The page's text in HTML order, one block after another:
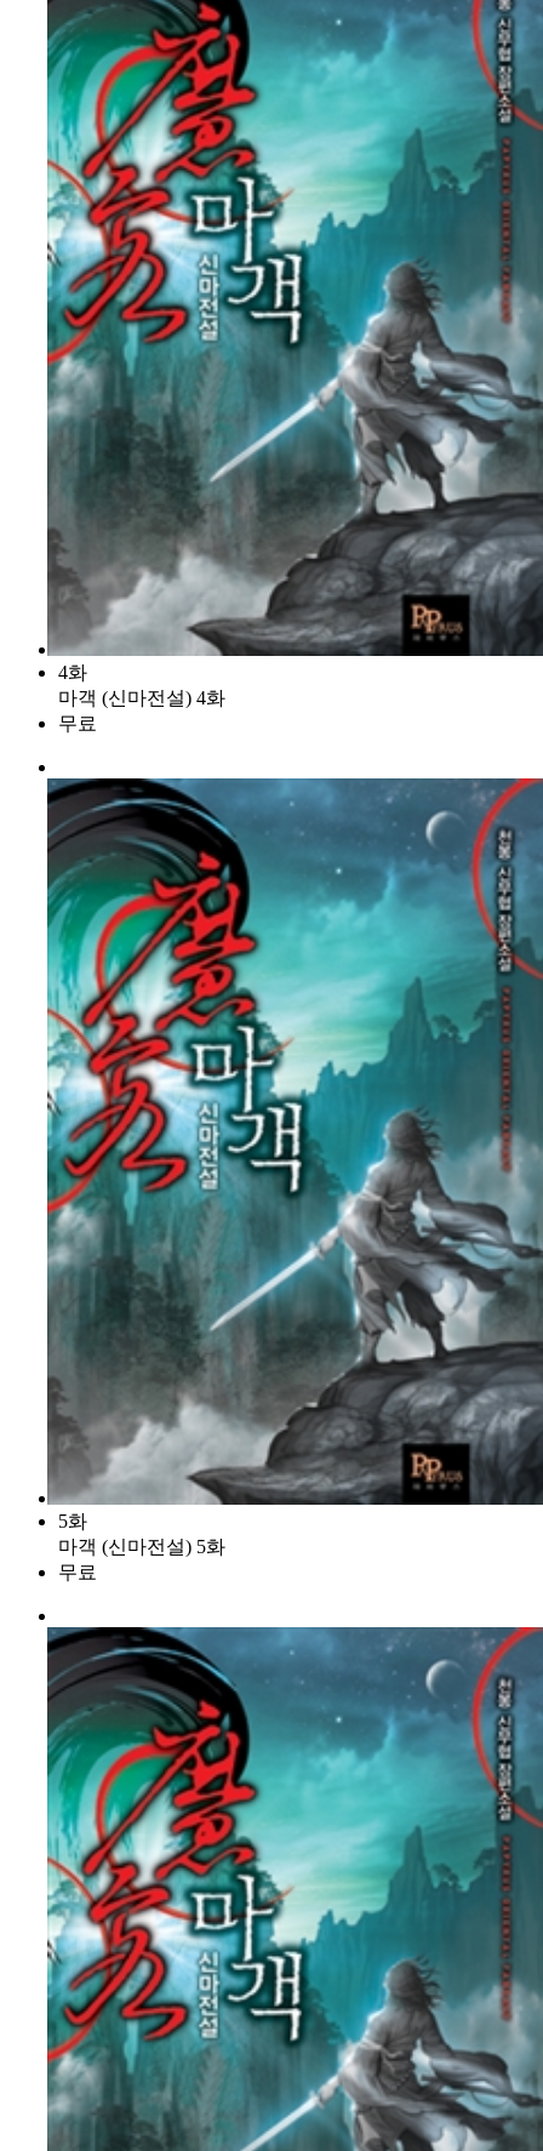
4화
마객 (신마전설) 4화
무료
5화
마객 (신마전설) 5화
무료